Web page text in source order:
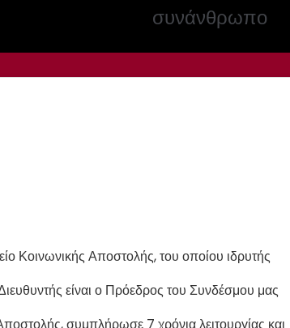
συνάνθρωπο
Κοινωνικής Αποστολής, του οποίου ιδρυτής
είναι ο Πρόεδρος του Συνδέσμου μας
συμπλήρωσε 7 χρόνια λειτουργίας και